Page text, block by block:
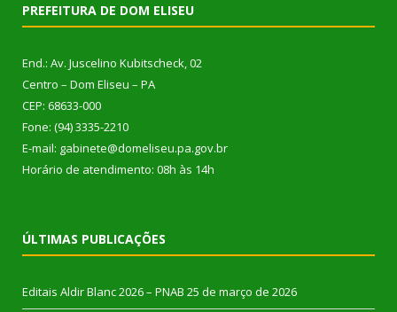
PREFEITURA DE DOM ELISEU
End.: Av. Juscelino Kubitscheck, 02
Centro – Dom Eliseu – PA
CEP: 68633-000
Fone: (94) 3335-2210
E-mail: gabinete@domeliseu.pa.gov.br
Horário de atendimento: 08h às 14h
ÚLTIMAS PUBLICAÇÕES
Editais Aldir Blanc 2026 – PNAB 25 de março de 2026